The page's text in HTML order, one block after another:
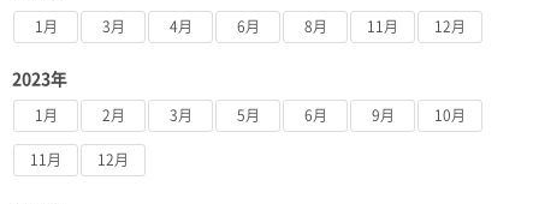
1月 3月 4月 6月 8月 11月 12月
2023年
1月 2月 3月 5月 6月 9月 10月
11月 12月